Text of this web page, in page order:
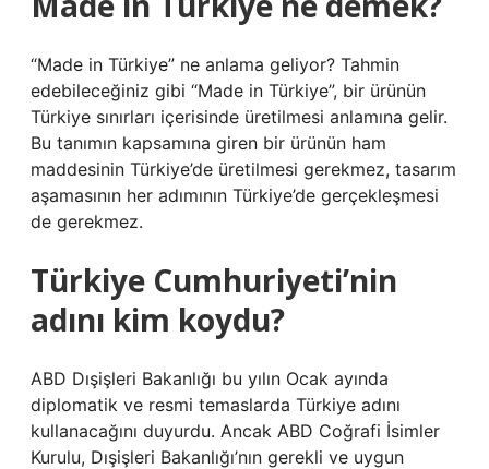
“Made in Türkiye” ne anlama geliyor? Tahmin
edebileceğiniz gibi “Made in Türkiye”, bir ürünün
Türkiye sınırları içerisinde üretilmesi anlamına gelir.
Bu tanımın kapsamına giren bir ürünün ham
maddesinin Türkiye’de üretilmesi gerekmez, tasarım
aşamasının her adımının Türkiye’de gerçekleşmesi
de gerekmez.
Türkiye Cumhuriyeti’nin
adını kim koydu?
ABD Dışişleri Bakanlığı bu yılın Ocak ayında
diplomatik ve resmi temaslarda Türkiye adını
kullanacağını duyurdu. Ancak ABD Coğrafi İsimler
Kurulu, Dışişleri Bakanlığı’nın gerekli ve uygun